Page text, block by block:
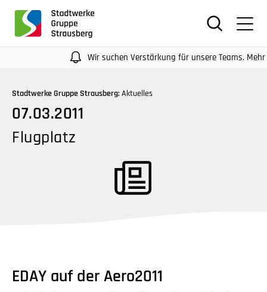
Screenreader
oder
Tabulatorentaste:
Überspringen
der
Hauptnavigation
Wir suchen Verstärkung für unsere Teams. Mehr
Stadtwerke Gruppe Strausberg: Aktuelles
07.03.2011
Flugplatz
EDAY auf der Aero2011